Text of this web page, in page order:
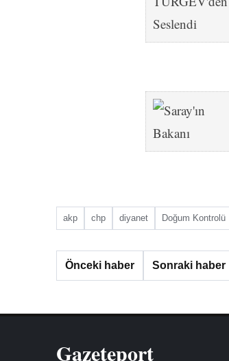
akp chp diyanet Doğum Kontrolü
Önceki haber Sonraki haber
Gazeteport